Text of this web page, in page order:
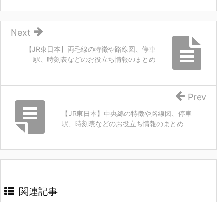
【JR東日本】両毛線の特徴や路線図、停車
駅、時刻表などのお役立ち情報のまとめ
Next
【JR東日本】中央線の特徴や路線図、停車
駅、時刻表などのお役立ち情報のまとめ
Prev
関連記事